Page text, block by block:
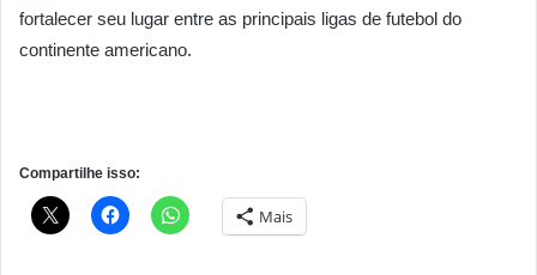
fortalecer seu lugar entre as principais ligas de futebol do
continente americano.
Compartilhe isso:
Mais